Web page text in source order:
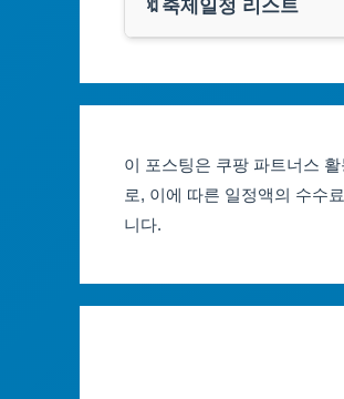
광주광역시
세종특별자치시
강원도
클룩
🔖축제일정 리스트
대구축제 일정
광주축제 일정
이 포스팅은 쿠팡 파트너스
로, 이에 따른 일정액의 수수
니다.